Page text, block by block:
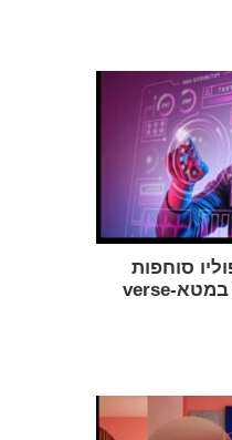
סוחפות
מעצבות הסתברויות במטא-verse